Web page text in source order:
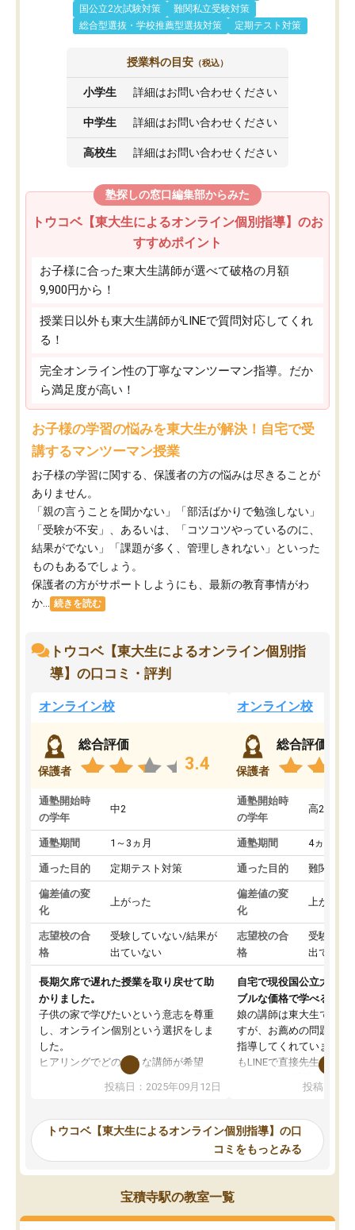
国公立2次試験対策
難関私立受験対策
総合型選抜・学校推薦型選抜対策
定期テスト対策
授業料の目安 （税込）
小学生 詳細はお問い合わせください
中学生 詳細はお問い合わせください
高校生 詳細はお問い合わせください
塾探しの窓口編集部からみた
トウコベ【東大生によるオンライン個別指導】のお
すすめポイント
お子様に合った東大生講師が選べて破格の月額
9,900円から！
授業日以外も東大生講師がLINEで質問対応してくれ
る！
完全オンライン性の丁寧なマンツーマン指導。だか
ら満足度が高い！
お子様の学習の悩みを東大生が解決！自宅で受
講するマンツーマン授業
お子様の学習に関する、保護者の方の悩みは尽きることが
ありません。
「親の言うことを聞かない」「部活ばかりで勉強しない」
「受験が不安」、あるいは、「コツコツやっているのに、
結果がでない」「課題が多く、管理しきれない」といった
ものもあるでしょう。
保護者の方がサポートしようにも、最新の教育事情がわ
か...
続きを読む
トウコベ【東大生によるオンライン個別指
導】の口コミ・評判
オンライン校
保護者
総合評価
3.4
通塾開始時
の学年
中2
通塾期間 1～3ヵ月
通った目的 定期テスト対策
偏差値の変
化
上がった
志望校の合
格
受験していない/結果が
出ていない
長期欠席で遅れた授業を取り戻せて助
かりました。
子供の家で学びたいという意志を尊重
し、オンライン個別という選択をしま
した。
ヒアリングでどのような講師が希望
か、オプションは付帯するかなど選ぶ
事が出来ました。
ーティングを行い、その講師で良いか
見てから講師を決定する事ができま
す。
うちの子は、初回面談の講師の方で決
投稿日：2025年09月12日
オンライン校
保護者
総合評価
通塾開始時
の学年
高2
通塾期間 4ヵ月～1
通った目的 難関私立
偏差値の変
化
上がった
志望校の合
格
受験して
出ていな
自宅で現役国公立大学生
ブルな価格で学べる
娘の講師は東大生では無
すが、お薦めの問題集や
指導してくれています。
もLINEで直接先生に質問
めれるので、個人に合
いなのがあり(有料)、受
ことをどんなスケジュー
くか相談したのですが、
ち期待したものではなく
くなってきたようなので
投稿日：
トウコベ【東大生によるオンライン個別指導】の口
コミをもっとみる
宝積寺駅の教室一覧